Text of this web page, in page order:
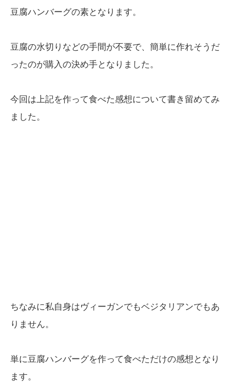
豆腐ハンバーグの素となります。
豆腐の水切りなどの手間が不要で、簡単に作れそうだ
ったのが購入の決め手となりました。
今回は上記を作って食べた感想について書き留めてみ
ました。
ちなみに私自身はヴィーガンでもベジタリアンでもあ
りません。
単に豆腐ハンバーグを作って食べただけの感想となり
ます。